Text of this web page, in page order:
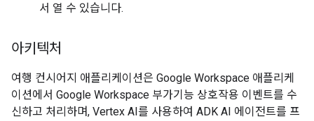
서 열 수 있습니다.
아키텍처
여행 컨시어지 애플리케이션은 Google Workspace 애플리케
이션에서 Google Workspace 부가기능 상호작용 이벤트를 수
신하고 처리하며, Vertex AI를 사용하여 ADK AI 에이전트를 프